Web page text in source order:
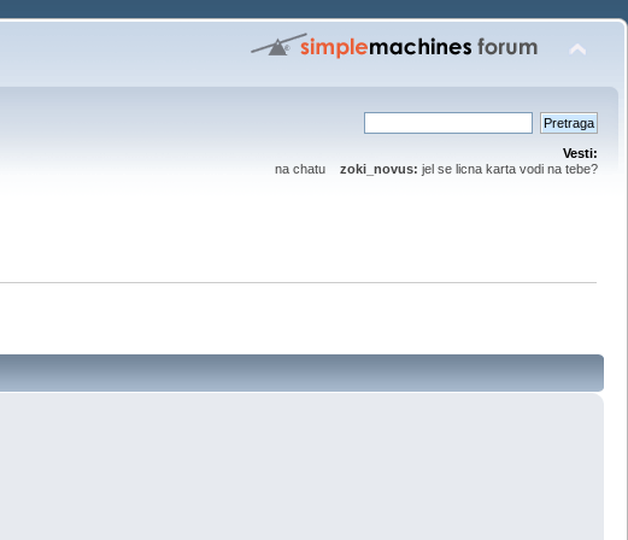
Vesti:
na chatu zoki_novus: jel se licna karta vodi na tebe?